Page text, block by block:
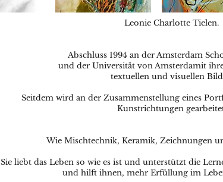
Leonie Charlotte Tielen.
Abschluss 1994 an der Amsterdam
und der Universität von Amsterdamit
textuellen und visuellen
Seitdem wird an der Zusammenstellung eines
Kunstrichtungen
Wie Mischtechnik, Keramik, Zeichnungen
Sie liebt das Leben so wie es ist und unterstützt die
und hilft ihnen, mehr Erfüllung im